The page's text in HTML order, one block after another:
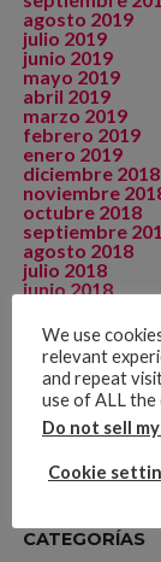
agosto 2019
julio 2019
junio 2019
mayo 2019
abril 2019
marzo 2019
febrero 2019
enero 2019
diciembre 2018
noviembre
octubre 2018
septiembre
agosto 2018
julio 2018
junio 2018
abril 2018
diciembre 2017
septiembre
agosto 2015
julio 2015
mayo 2015
noviembre
CATEGORÍAS
We use
relevant
and repeat
use of ALL the
Do not sell
Cookie